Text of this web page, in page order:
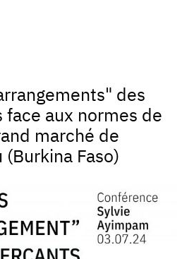
des
face aux normes de
marché de
(Burkina Faso)